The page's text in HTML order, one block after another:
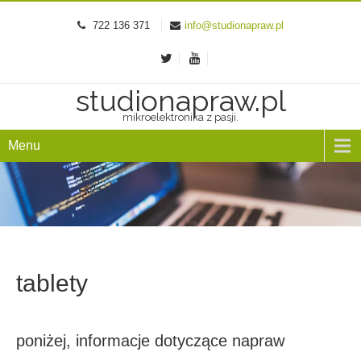
722 136 371 info@studionapraw.pl
studionapraw.pl
mikroelektronika z pasji.
Menu
tablety
poniżej, informacje dotyczące napraw